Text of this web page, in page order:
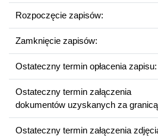
specjalności, w tym m.in.:
Sztuczna inteligencja w fizycznym
(dla wszystkich specjalności)
Zarządzanie projektami (dla
Pracownia audiowizualna (dla
Akustyka stosowana oraz Dźwięk
Drugi rok studiów, to przede
którym student będzie pisał pracę
Rozpoczęcie zapisów:
Zamknięcie zapisów:
Ostateczny termin opłacenia zapisu:
Ostateczny termin załączenia
dokumentów uzyskanych za
Ostateczny termin załączenia